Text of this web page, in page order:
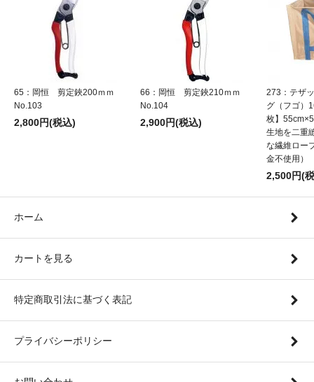
65：岡恒 剪定鋏200ｍｍ
No.103
2,800円(税込)
66：岡恒 剪定鋏210ｍｍ
No.104
2,900円(税込)
273：テザ
グ（フゴ）
枚】
生地を二重
な繊維ロー
金不使用）
2,500円(
ホーム
カートを見る
特定商取引法に基づく表記
プライバシーポリシー